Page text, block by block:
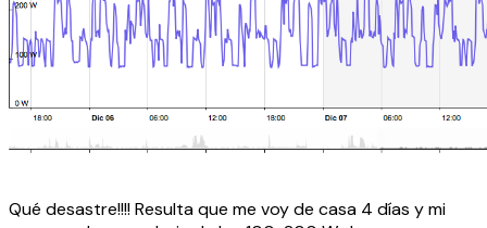
Qué desastre!!!! Resulta que me voy de casa 4 días y mi